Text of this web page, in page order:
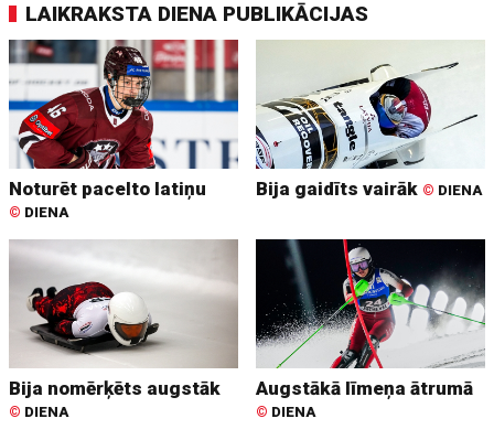
LAIKRAKSTA DIENA PUBLIKĀCIJAS
Noturēt pacelto latiņu
© DIENA
Bija gaidīts vairāk © DIENA
Bija nomērķēts augstāk
© DIENA
Augstākā līmeņa ātrumā
© DIENA